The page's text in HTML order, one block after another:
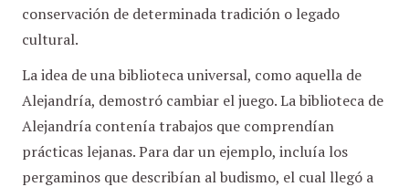
conservación de determinada tradición o legado
cultural.
La idea de una biblioteca universal, como aquella de
Alejandría, demostró cambiar el juego. La biblioteca de
Alejandría contenía trabajos que comprendían
prácticas lejanas. Para dar un ejemplo, incluía los
pergaminos que describían al budismo, el cual llegó a